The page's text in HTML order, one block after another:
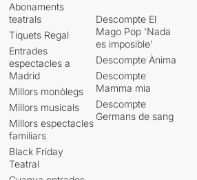
Abonaments
teatrals
Tiquets Regal
Entrades
espectacles a
Madrid
Millors monòlegs
Millors musicals
Millors espectacles
familiars
Black Friday
Teatral
Descompte El
Mago Pop 'Nada
es imposible'
Descompte Ànima
Descompte
Mamma mia
Descompte
Germans de sang